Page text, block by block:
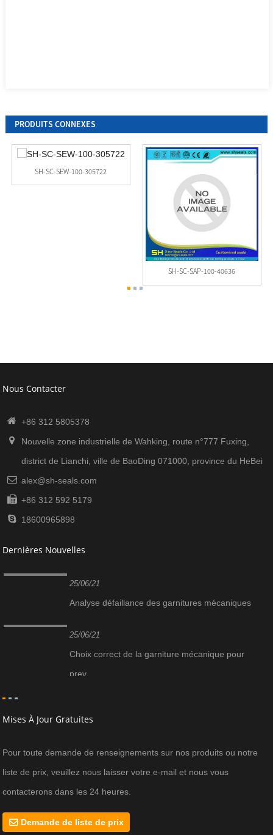
PRODUITS CONNEXES
SH-SC-SEW-100-305722
SH-SC-SAP-100-40636
Nous Contacter
+86 312 5805378
Nouvelle zone industrielle de Wahking, route n°777 Fuxing,
district de Lianchi, ville de BaoDing 071000, province du HeBei
alex@sh-seals.com
+86 312 592 5179
18600965898
Dernières Nouvelles
25/06/21
Analyse défaillance des garnitures mécaniques
25/06/21
Choix correct de la garniture mécanique pour
prev...
Mises À Jour Gratuites
Pour toute demande de renseignements sur nos produits ou notre
liste de prix, veuillez nous laisser votre e-mail et nous vous
contacterons dans les 24 heures.
Demande de liste de prix